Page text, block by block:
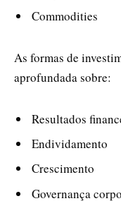
Commodities
As formas de
aprofundada sobre:
Resultados
Endividamento
Crescimento
Governança